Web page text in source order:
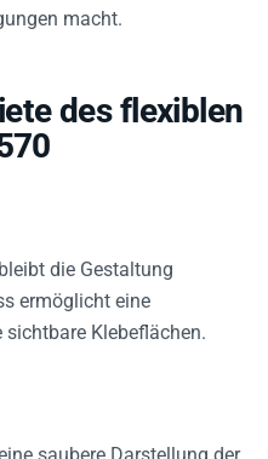
macht.
des flexiblen
die Gestaltung
ermöglicht eine
Klebeflächen.